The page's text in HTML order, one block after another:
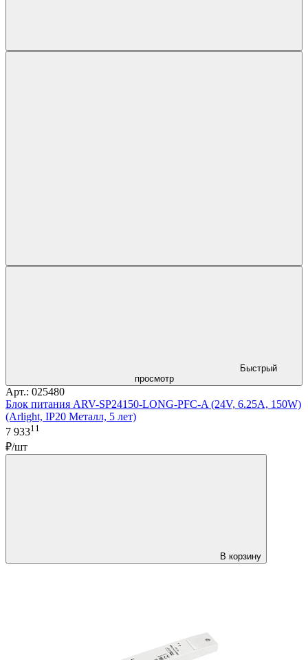
Быстрый
просмотр
Арт.: 025480
Блок питания ARV-SP24150-LONG-PFC-A (24V, 6.25A, 150W)
(Arlight, IP20 Металл, 5 лет)
7 93311
₽/шт
В корзину